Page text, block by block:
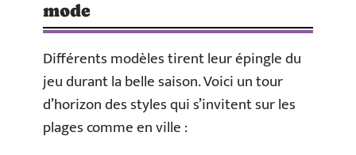
mode
Différents modèles tirent leur épingle du
jeu durant la belle saison. Voici un tour
d’horizon des styles qui s’invitent sur les
plages comme en ville :